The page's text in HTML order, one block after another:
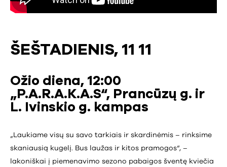
ŠEŠTADIENIS, 11 11
Ožio diena, 12:00
„P.A.R.A.K.A.S“, Prancūzų g. ir
L. Ivinskio g. kampas
„Laukiame visų su savo tarkiais ir skardinėmis – rinksime
skaniausią kugelį. Bus laužas ir kitos pramogos“, –
lakoniškai į piemenavimo sezono pabaigos šventę kviečia